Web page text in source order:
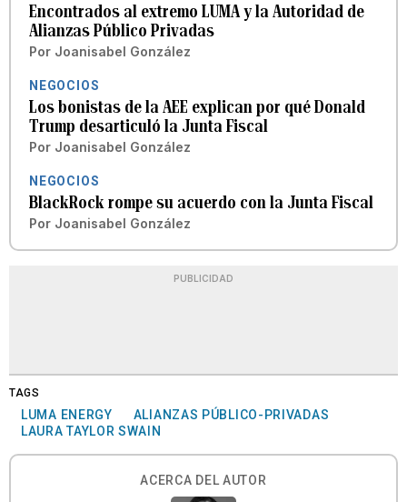
Encontrados al extremo LUMA y la Autoridad de
Alianzas Público Privadas
Por Joanisabel González
NEGOCIOS
Los bonistas de la AEE explican por qué Donald
Trump desarticuló la Junta Fiscal
Por Joanisabel González
NEGOCIOS
BlackRock rompe su acuerdo con la Junta Fiscal
Por Joanisabel González
PUBLICIDAD
TAGS
LUMA ENERGY
ALIANZAS PÚBLICO-PRIVADAS
LAURA TAYLOR SWAIN
ACERCA DEL AUTOR